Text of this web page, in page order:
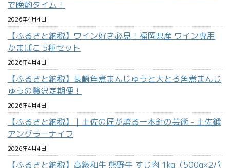
で晩酌タイム！
2026年4月4日
【ふるさと納税】ワイン好き必見！福岡県産 ワイン専用
かまぼこ 5種セット
2026年4月4日
【ふるさと納税】長崎角煮まんじゅうと大とろ角煮まんじ
ゅうの贅沢定期便！
2026年4月4日
【ふるさと納税】｜土佐の匠が誇る一本針の芸術 - 土佐鍛
アングラーナイフ
2026年4月4日
【ふるさと納税】高級和牛 熊野牛 すじ肉 1kg（500g×2パ